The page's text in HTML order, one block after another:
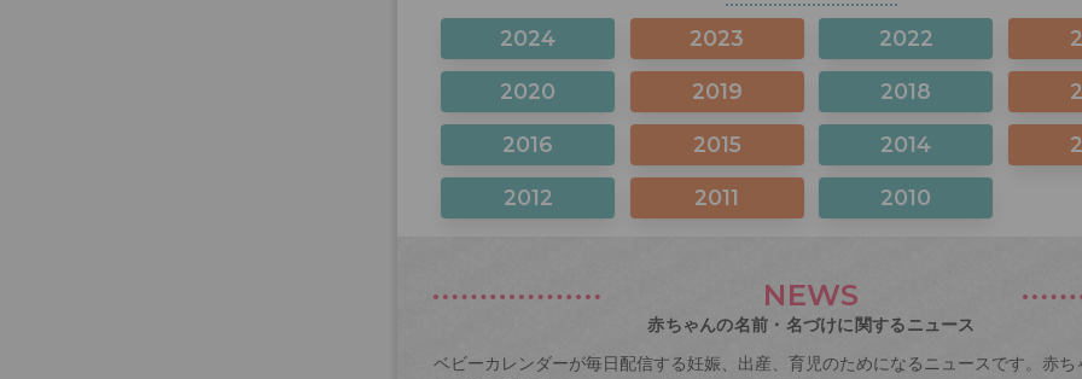
2024 2023 2022
2020 2019 2018
2016 2015 2014
2012 2011 2010
NEWS
赤ちゃんの名前・名づけに関するニュース
ベビーカレンダーが毎日配信する妊娠、出産、育児のためになるニュースです。赤ち